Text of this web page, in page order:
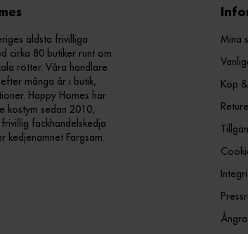
äldsta frivilliga
cirka 80 butiker runt om
rötter. Våra handlare
många år i butik,
Happy Homes har
kostym sedan 2010,
fackhandelskedja
kedjenamnet Färgsam.
Mina
Köp